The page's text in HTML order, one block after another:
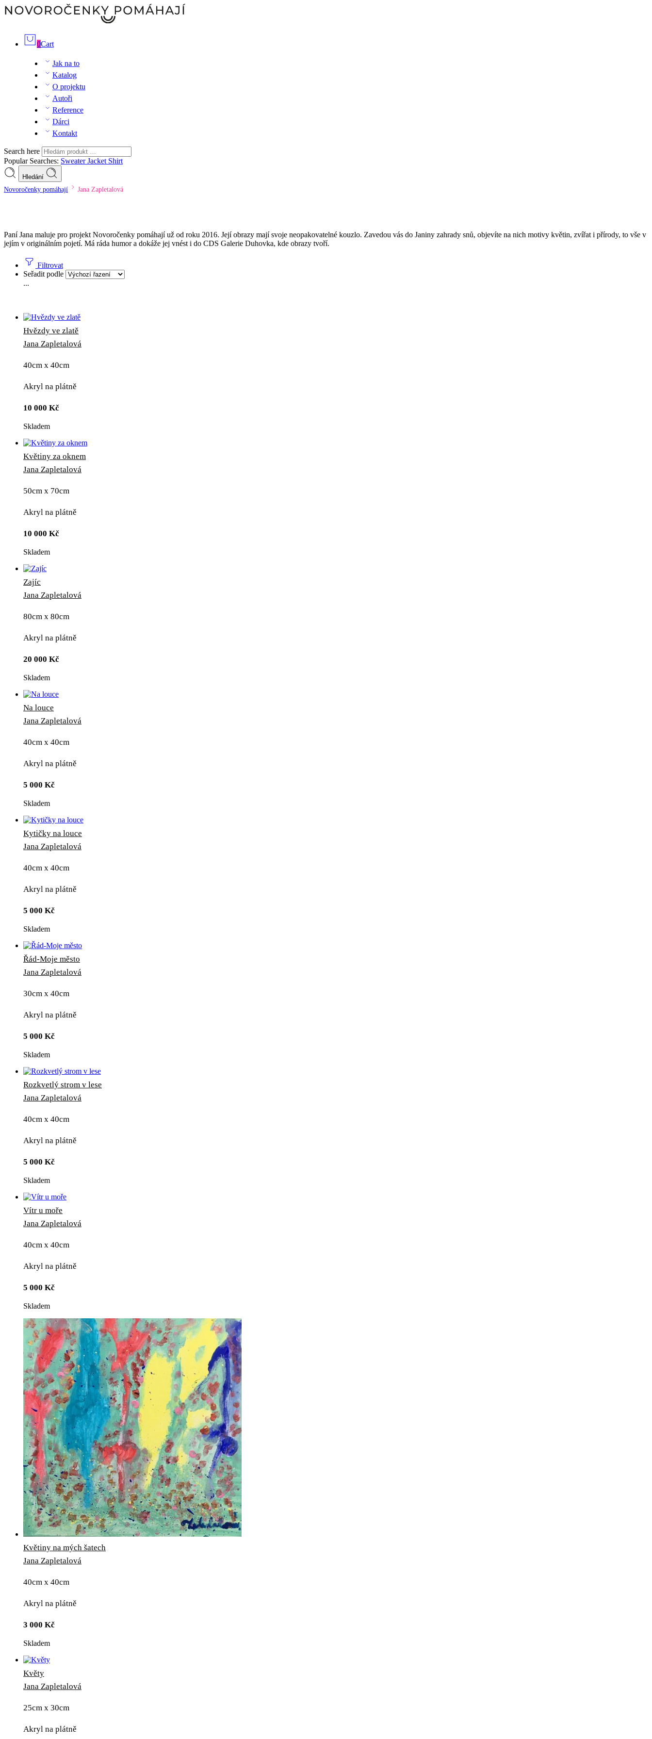
0Cart
Jak na to
Katalog
O projektu
Autoři
Reference
Dárci
Kontakt
Search here
Popular Searches: SweaterJacket Shirt
Hledání
Novoročenky pomáhají Jana Zapletalová
Paní Jana maluje pro projekt Novoročenky pomáhají už od roku 2016. Její obrazy mají svoje neopakovatelné kouzlo. Zavedou vás do Janiny zahrady snů, objevíte na nich motivy květin, zvířat i přírody, to vše v
jejím v originálním pojetí. Má ráda humor a dokáže jej vnést i do CDS Galerie Duhovka, kde obrazy tvoří.
Filtrovat
Seřadit podle
...
Hvězdy ve zlatě
Jana Zapletalová
40cm x 40cm
Akryl na plátně
10 000 Kč
Skladem
Květiny za oknem
Jana Zapletalová
50cm x 70cm
Akryl na plátně
10 000 Kč
Skladem
Zajíc
Jana Zapletalová
80cm x 80cm
Akryl na plátně
20 000 Kč
Skladem
Na louce
Jana Zapletalová
40cm x 40cm
Akryl na plátně
5 000 Kč
Skladem
Kytičky na louce
Jana Zapletalová
40cm x 40cm
Akryl na plátně
5 000 Kč
Skladem
Řád-Moje město
Jana Zapletalová
30cm x 40cm
Akryl na plátně
5 000 Kč
Skladem
Rozkvetlý strom v lese
Jana Zapletalová
40cm x 40cm
Akryl na plátně
5 000 Kč
Skladem
Vítr u moře
Jana Zapletalová
40cm x 40cm
Akryl na plátně
5 000 Kč
Skladem
Květiny na mých šatech
Jana Zapletalová
40cm x 40cm
Akryl na plátně
3 000 Kč
Skladem
Květy
Jana Zapletalová
25cm x 30cm
Akryl na plátně